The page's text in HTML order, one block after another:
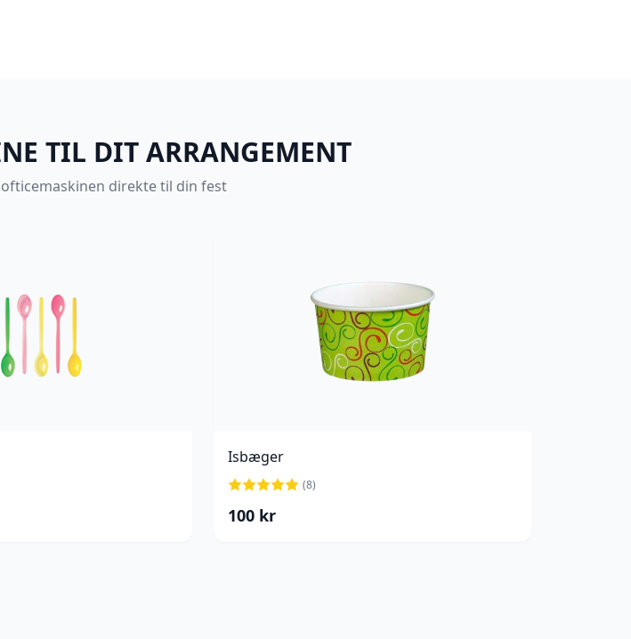
TIL DIT ARRANGEMENT
direkte til din fest
Isbæger
(8)
100kr